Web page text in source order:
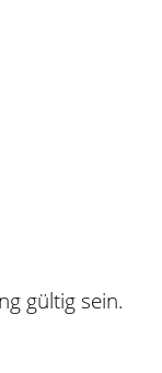
gültig sein.